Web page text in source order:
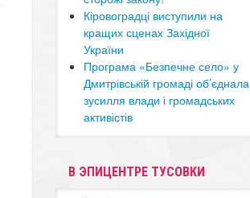
Кіровоградці виступили на
кращих сценах Західної
України
​Програма «Безпечне село» у
Дмитрівській громаді об’єднала
зусилля влади і громадських
активістів
В ЭПИЦЕНТРЕ ТУСОВКИ